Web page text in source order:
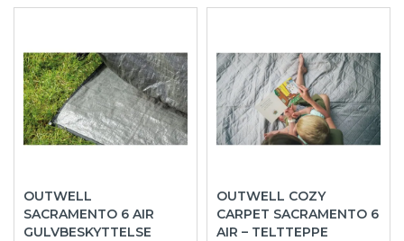
OUTWELL
SACRAMENTO 6 AIR
GULVBESKYTTELSE
OUTWELL COZY
CARPET SACRAMENTO 6
AIR – TELTTEPPE